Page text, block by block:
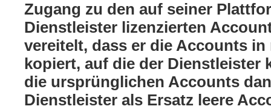
Zugang zu den auf seiner
Dienstleister lizenzierten
vereitelt, dass er die Accounts
kopiert, auf die der Dienstleister
die ursprünglichen Accounts
Dienstleister als Ersatz leere